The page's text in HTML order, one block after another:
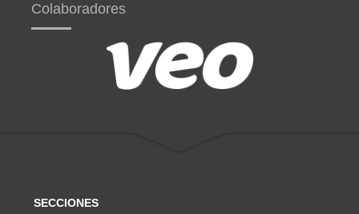
Colaboradores
SECCIONES